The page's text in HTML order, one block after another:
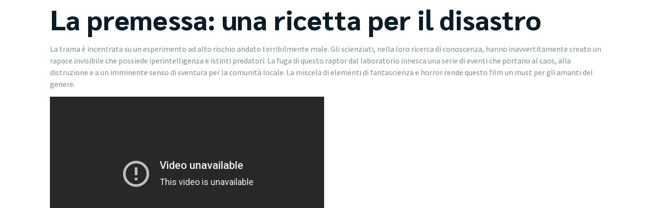
La premessa: una ricetta per il disastro
La trama è incentrata su un esperimento ad alto rischio andato terribilmente male. Gli scienziati, nella loro ricerca di conoscenza, hanno inavvertitamente creato un
rapace invisibile che possiede iperintelligenza e istinti predatori. La fuga di questo raptor dal laboratorio innesca una serie di eventi che portano al caos, alla
distruzione e a un imminente senso di sventura per la comunità locale. La miscela di elementi di fantascienza e horror rende questo film un must per gli amanti del
genere.